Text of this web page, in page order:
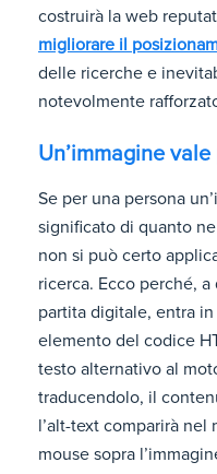
costruirà la web
migliorare il
delle ricerche e
notevolmente
Un’immagine
Se per una persona
significato di quanto
non si può certo
ricerca. Ecco perché,
partita digitale, entra in
elemento del codice
testo alternativo al
traducendolo, il
l’alt-text comparirà
mouse sopra